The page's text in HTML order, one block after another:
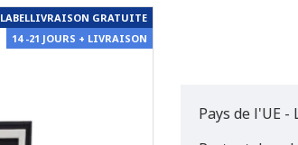
LABELLIVRAISON GRATUITE
14 -21 JOURS + LIVRAISON
Pays de l'UE